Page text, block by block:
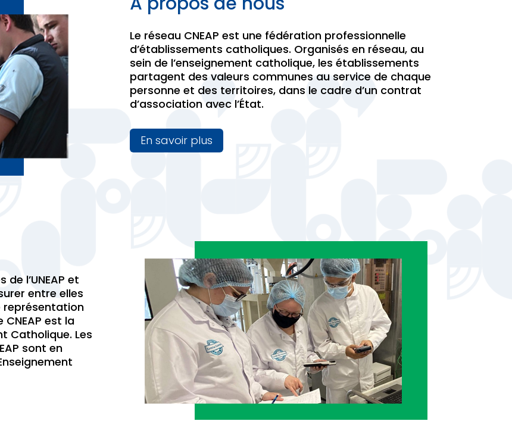
Le réseau CNEAP est une fédération professionnelle
d’établissements catholiques. Organisés en réseau, au
sein de l’enseignement catholique, les établissements
partagent des valeurs communes au service de chaque
personne et des territoires, dans le cadre d’un contrat
d’association avec l’État.
En savoir plus
l’UNEAP et
entre elles
représentation
est la
Catholique. Les
sont en